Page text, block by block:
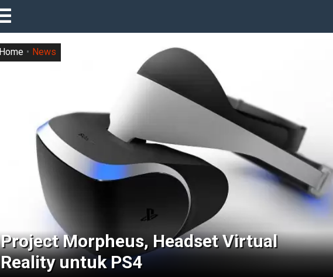
Project Morpheus, Headset Virtual
Reality untuk PS4
Home News